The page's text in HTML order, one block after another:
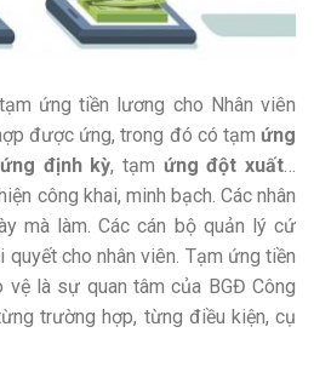
ứng tiền lương cho Nhân viên
được ứng, trong đó có tạm ứng
ứng định kỳ, tạm ứng đột xuất…
công khai, minh bạch. Các nhân
mà làm. Các cán bộ quản lý cứ
cho nhân viên. Tạm ứng tiền
vệ là sự quan tâm của BGĐ Công
trường hợp, từng điều kiện, cụ